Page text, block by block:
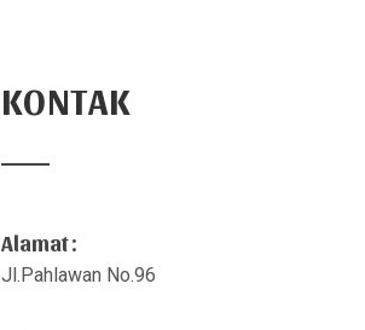
KONTAK
Alamat :
Jl.Pahlawan No.96